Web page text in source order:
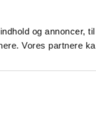
og annoncer,
Vores partnere